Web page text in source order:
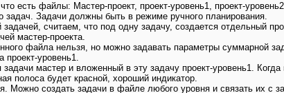
есть файлы: Мастер-проект, проект-уровень1, проект-
задач. Задачи должны быть в режиме ручного планирования.
считаем, что под одну задачу, создается отдельный
мастер-проекта.
файла нельзя, но можно задавать параметры суммарной
проект-уровень1.
мастер и вложенный в эту задачу проект-уровень1.
полоса будет красной, хороший индикатор.
Можно создать задачи в файле любого уровня и связать их с